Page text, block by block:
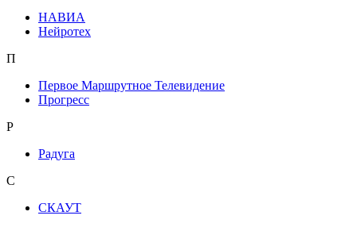
НАВИА
Нейротех
П
Первое Маршрутное Телевидение
Прогресс
Р
Радуга
С
СКАУТ